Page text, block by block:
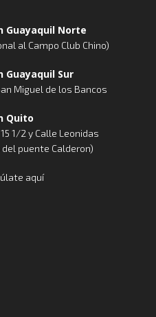
Guayaquil Norte
al Campo Club Chino)
Guayaquil Sur
Miguel de los Bancos
Quito
1/2 y Calle Leonidas
puente Calderon)
aquí